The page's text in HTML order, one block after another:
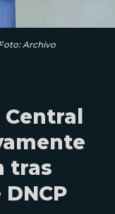
Archivo
tras